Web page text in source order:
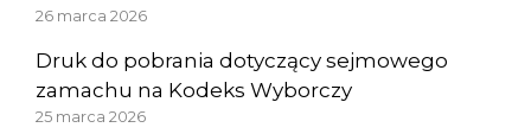
26 marca 2026
Druk do pobrania dotyczący sejmowego
zamachu na Kodeks Wyborczy
25 marca 2026